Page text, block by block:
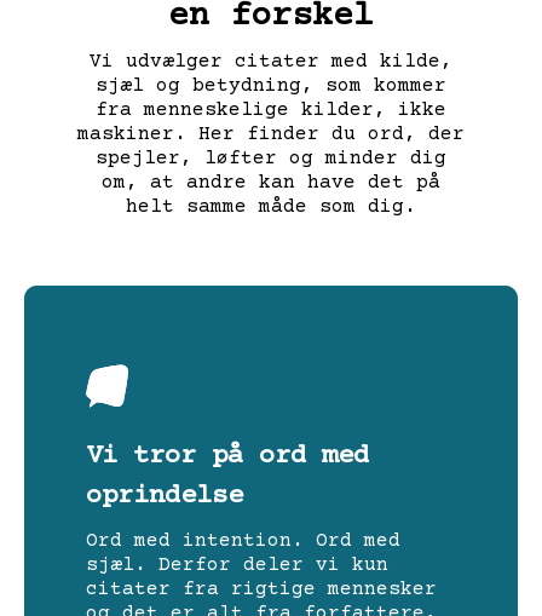
en forskel
Vi udvælger citater med kilde,
sjæl og betydning, som kommer
fra menneskelige kilder, ikke
maskiner. Her finder du ord, der
spejler, løfter og minder dig
om, at andre kan have det på
helt samme måde som dig.
Vi tror på ord med
oprindelse
Ord med intention. Ord med
sjæl. Derfor deler vi kun
citater fra rigtige mennesker